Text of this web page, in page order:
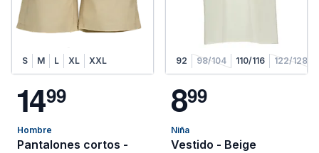
S M L XL XXL
1499
Hombre
Pantalones cortos -
92 98/104 110/116 122/128
899
Niña
Vestido - Beige